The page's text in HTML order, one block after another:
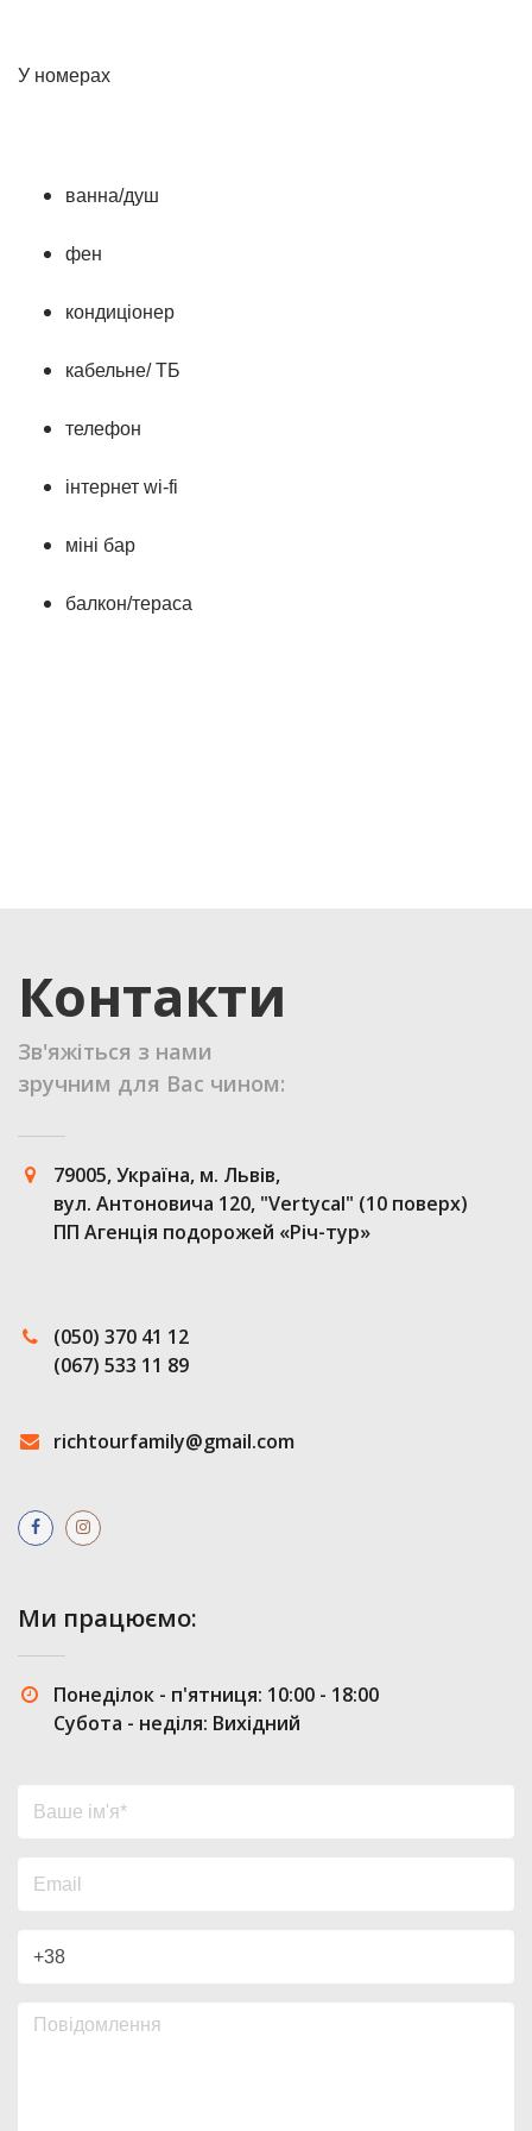
У номерах
ванна/душ
фен
кондиціонер
кабельне/ ТБ
телефон
інтернет wi-fi
міні бар
балкон/тераса
Контакти
Зв'яжіться з нами
зручним для Вас чином:
79005, Україна, м. Львів,
вул. Антоновича 120, "Vertycal" (10 поверх)
ПП Агенція подорожей «Річ-тур»
(050) 370 41 12
(067) 533 11 89
richtourfamily@gmail.com
Ми працюємо:
Понеділок - п'ятниця: 10:00 - 18:00
Субота - неділя: Вихідний